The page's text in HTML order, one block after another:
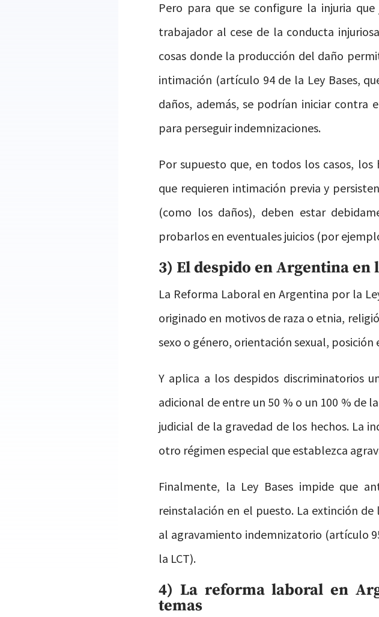
Pero para que se configure la injuria
trabajador al cese de la conducta
cosas donde la producción del daño
intimación (artículo 94 de la Ley Bases,
daños, además, se podrían iniciar contra
para perseguir indemnizaciones.
Por supuesto que, en todos los casos,
que requieren intimación previa y
(como los daños), deben estar
probarlos en eventuales juicios (por
3) El despido en Argentina
La Reforma Laboral en Argentina por la
originado en motivos de raza o etnia,
sexo o género, orientación sexual,
Y aplica a los despidos discriminatorios
adicional de entre un 50 % o un 100 % de
judicial de la gravedad de los hechos. La
otro régimen especial que establezca
Finalmente, la Ley Bases impide que
reinstalación en el puesto. La extinción
al agravamiento indemnizatorio (artículo
la LCT).
4) La reforma laboral en
temas